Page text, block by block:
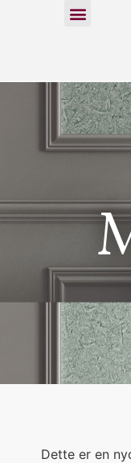
Dette er en